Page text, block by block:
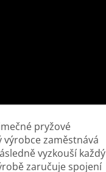
pryžové
zaměstnává
vyzkouší každý
zaručuje spojení